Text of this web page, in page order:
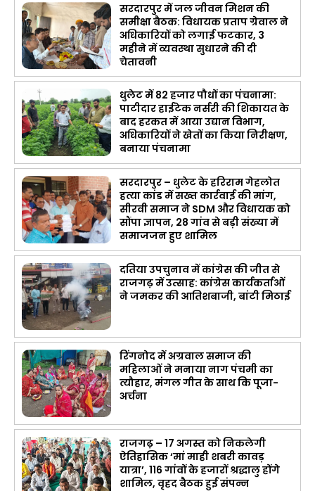
सरदारपुर में जल जीवन मिशन की
समीक्षा बैठक: विधायक प्रताप ग्रेवाल ने
अधिकारियों को लगाई फटकार, 3
महीने में व्यवस्था सुधारने की दी
चेतावनी
धुलेट में 82 हजार पौधों का पंचनामा:
पाटीदार हाईटेक नर्सरी की शिकायत के
बाद हरकत में आया उद्यान विभाग,
अधिकारियों ने खेतों का किया निरीक्षण,
बनाया पंचनामा
सरदारपुर – धुलेट के हरिराम गेहलोत
हत्या कांड में सख्त कार्रवाई की मांग,
सीरवी समाज ने SDM और विधायक को
सौंपा ज्ञापन, 28 गांव से बड़ी संख्या में
समाजजन हुए शामिल
दतिया उपचुनाव में कांग्रेस की जीत से
राजगढ़ में उत्साह: कांग्रेस कार्यकर्ताओं
ने जमकर की आतिशबाजी, बांटी मिठाई
रिंगनोद में अग्रवाल समाज की
महिलाओं ने मनाया नाग पंचमी का
त्यौहार, मंगल गीत के साथ कि पूजा-
अर्चना
राजगढ़ – 17 अगस्त को निकलेगी
ऐतिहासिक ‘मां माही शबरी कावड़
यात्रा’, 116 गांवों के हजारों श्रद्धालु होंगे
शामिल, वृहद बैठक हुई संपन्न